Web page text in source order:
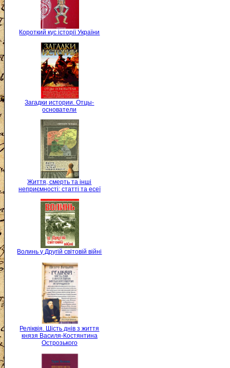
Короткий кус історії України
Загадки истории. Отцы-
основатели
Життя, смерть та інші
неприємності: статті та есеї
Волинь у Другій світовій війні
Реліквія. Шість днів з життя
князя Василя-Костянтина
Острозького